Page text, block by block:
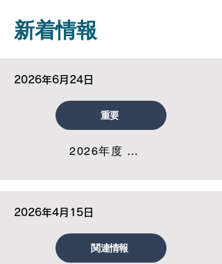
​新着情報
2026年6月24日
重要
2026年度 定時社員総会 開
2026年4月15日
関連情報